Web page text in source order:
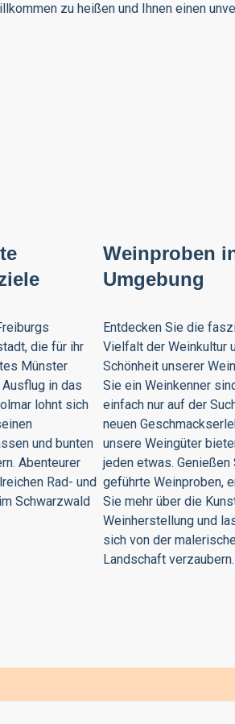
zu heißen und Ihnen einen
die für ihr
Münster
in das
lohnt sich
und bunten
Abenteurer
Rad- und
Schwarzwald
Weinproben
Umgebung
Entdecken Sie die
Vielfalt der Weinkultur
Schönheit unserer
Sie ein Weinkenner
einfach nur auf der
neuen
unsere Weingüter
jeden etwas. Genießen
geführte Weinproben,
Sie mehr über die
Weinherstellung und
sich von der
Landschaft verzaubern.